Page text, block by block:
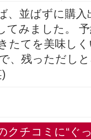
、並ばずに購
てみました。
たてを美味し
、残っただし
クチコミに“ぐ